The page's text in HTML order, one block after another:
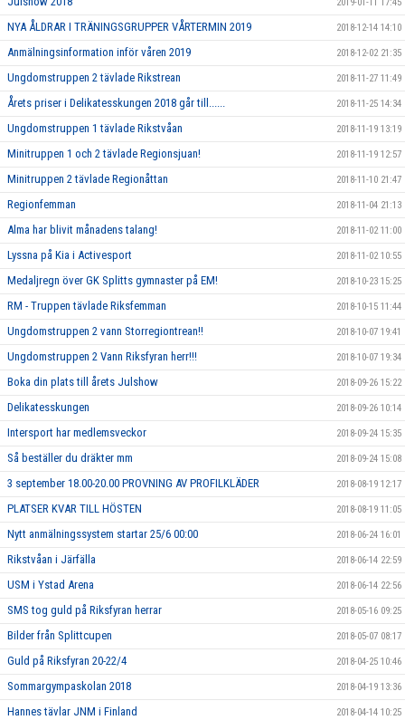
2019-01-11 17:45
NYA ÅLDRAR I TRÄNINGSGRUPPER VÅRTERMIN 2019 2018-12-14 14:10
Anmälningsinformation inför våren 2019 2018-12-02 21:35
Ungdomstruppen 2 tävlade Rikstrean 2018-11-27 11:49
Årets priser i Delikatesskungen 2018 går till...... 2018-11-25 14:34
Ungdomstruppen 1 tävlade Rikstvåan 2018-11-19 13:19
Minitruppen 1 och 2 tävlade Regionsjuan! 2018-11-19 12:57
Minitruppen 2 tävlade Regionåttan 2018-11-10 21:47
Regionfemman 2018-11-04 21:13
Alma har blivit månadens talang! 2018-11-02 11:00
Lyssna på Kia i Activesport 2018-11-02 10:55
Medaljregn över GK Splitts gymnaster på EM! 2018-10-23 15:25
RM - Truppen tävlade Riksfemman 2018-10-15 11:44
Ungdomstruppen 2 vann Storregiontrean!! 2018-10-07 19:41
Ungdomstruppen 2 Vann Riksfyran herr!!! 2018-10-07 19:34
Boka din plats till årets Julshow 2018-09-26 15:22
Delikatesskungen 2018-09-26 10:14
Intersport har medlemsveckor 2018-09-24 15:35
Så beställer du dräkter mm 2018-09-24 15:08
3 september 18.00-20.00 PROVNING AV PROFILKLÄDER 2018-08-19 12:17
PLATSER KVAR TILL HÖSTEN 2018-08-19 11:05
Nytt anmälningssystem startar 25/6 00:00 2018-06-24 16:01
Rikstvåan i Järfälla 2018-06-14 22:59
USM i Ystad Arena 2018-06-14 22:56
SMS tog guld på Riksfyran herrar 2018-05-16 09:25
Bilder från Splittcupen 2018-05-07 08:17
Guld på Riksfyran 20-22/4 2018-04-25 10:46
Sommargympaskolan 2018 2018-04-19 13:36
Hannes tävlar JNM i Finland 2018-04-14 10:25